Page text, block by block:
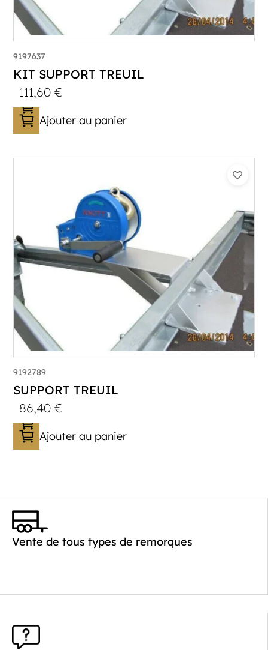
9197637
KIT SUPPORT TREUIL
111,60€
Ajouter au panier
9192789
SUPPORT TREUIL
86,40€
Ajouter au panier
Vente de tous types de remorques